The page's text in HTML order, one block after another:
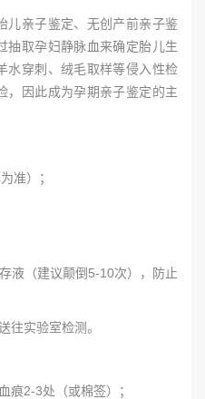
亲子鉴定、无创产前亲子鉴
抽取孕妇静脉血来确定胎儿生
水穿刺、绒毛取样等侵入性检
，因此成为孕期亲子鉴定的主
准）；
（建议颠倒5-10次），防止
实验室检测。
2-3处（或棉签）；